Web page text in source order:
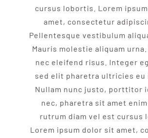
cursus lobortis. Lorem
amet, consectetur
Pellentesque vestibulum
Mauris molestie aliquam
nec eleifend risus. Integer
sed elit pharetra ultricies eu
Nullam nunc justo, porttitor
nec, pharetra sit amet
rutrum diam vel est cursus
Lorem ipsum dolor sit amet,